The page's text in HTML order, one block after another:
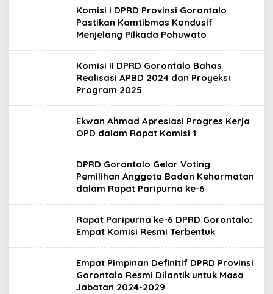
n
Komisi I DPRD Provinsi Gorontalo
Pastikan Kamtibmas Kondusif
Menjelang Pilkada Pohuwato
Komisi II DPRD Gorontalo Bahas
Realisasi APBD 2024 dan Proyeksi
Program 2025
Ekwan Ahmad Apresiasi Progres Kerja
OPD dalam Rapat Komisi 1
DPRD Gorontalo Gelar Voting
Pemilihan Anggota Badan Kehormatan
dalam Rapat Paripurna ke-6
Rapat Paripurna ke-6 DPRD Gorontalo:
Empat Komisi Resmi Terbentuk
Empat Pimpinan Definitif DPRD Provinsi
Gorontalo Resmi Dilantik untuk Masa
Jabatan 2024-2029